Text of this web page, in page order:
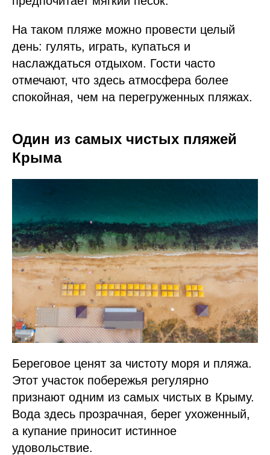
На таком пляже можно провести целый
день: гулять, играть, купаться и
наслаждаться отдыхом. Гости часто
отмечают, что здесь атмосфера более
спокойная, чем на перегруженных пляжах.
Один из самых чистых пляжей
Крыма
Береговое ценят за чистоту моря и пляжа.
Этот участок побережья регулярно
признают одним из самых чистых в Крыму.
Вода здесь прозрачная, берег ухоженный,
а купание приносит истинное
удовольствие.